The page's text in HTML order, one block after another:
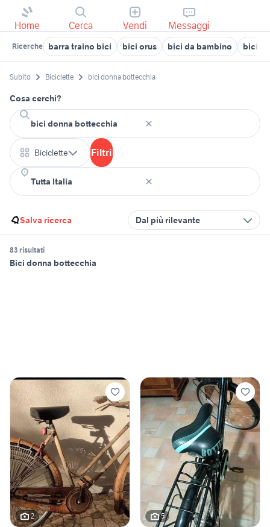
Home Cerca Vendi Messaggi
Ricerche barra traino bici bici orus bici da bambino bici
Subito Biciclette bici donna bottecchia
Cosa cerchi?
Biciclette Filtri
Salva ricerca Dal più rilevante
83 risultati
Bici donna bottecchia
2 5